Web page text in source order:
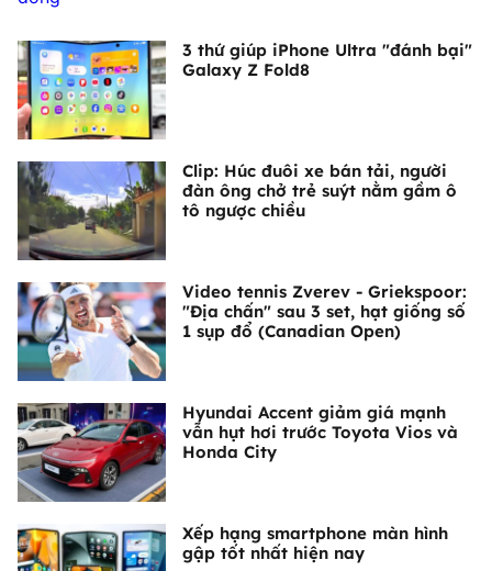
3 thứ giúp iPhone Ultra "đánh bại"
Galaxy Z Fold8
Clip: Húc đuôi xe bán tải, người
đàn ông chở trẻ suýt nằm gầm ô
tô ngược chiều
Video tennis Zverev - Griekspoor:
"Địa chấn" sau 3 set, hạt giống số
1 sụp đổ (Canadian Open)
Hyundai Accent giảm giá mạnh
vẫn hụt hơi trước Toyota Vios và
Honda City
Xếp hạng smartphone màn hình
gập tốt nhất hiện nay